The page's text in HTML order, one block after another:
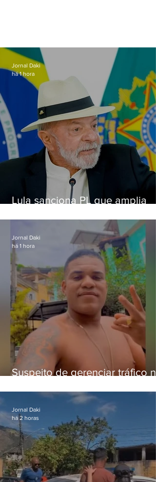
Lula sanciona PL que amplia
crianças
Jornal Daki
há 1 hora
Suspeito de gerenciar tráfico na
foragido
Jornal Daki
há 1 hora
Jornal Daki
há 2 horas